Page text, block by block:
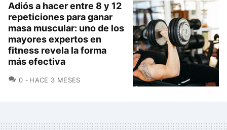
Adiós a hacer entre 8 y 12
repeticiones para ganar
masa muscular: uno de los
mayores expertos en
fitness revela la forma
más efectiva
0 COMENTARIOS
HACE 3 MESES